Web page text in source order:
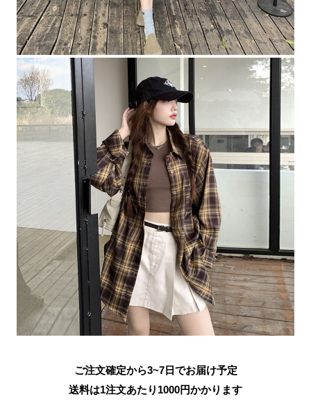
ご注文確定から3~7日でお届け予定
送料は1注文あたり 1000円かかります